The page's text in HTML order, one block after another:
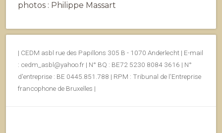
photos : Philippe Massart
| CEDM asbl rue des Papillons 305 B - 1070 Anderlecht | E-mail
: cedm_asbl@yahoo.fr | N° BQ : BE72 5230 8084 3616 | N°
d'entreprise : BE 0445.851.788 | RPM : Tribunal de l'Entreprise
francophone de Bruxelles |